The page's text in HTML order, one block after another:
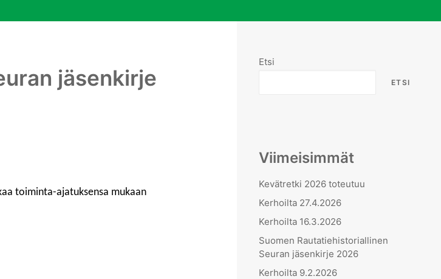
jäsenkirje
toiminta-ajatuksensa mukaan
Etsi
ETSI
Viimeisimmät
Kevätretki 2026 toteutuu
Kerhoilta 27.4.2026
Kerhoilta 16.3.2026
Suomen Rautatiehistoriallinen
Seuran jäsenkirje 2026
Kerhoilta 9.2.2026